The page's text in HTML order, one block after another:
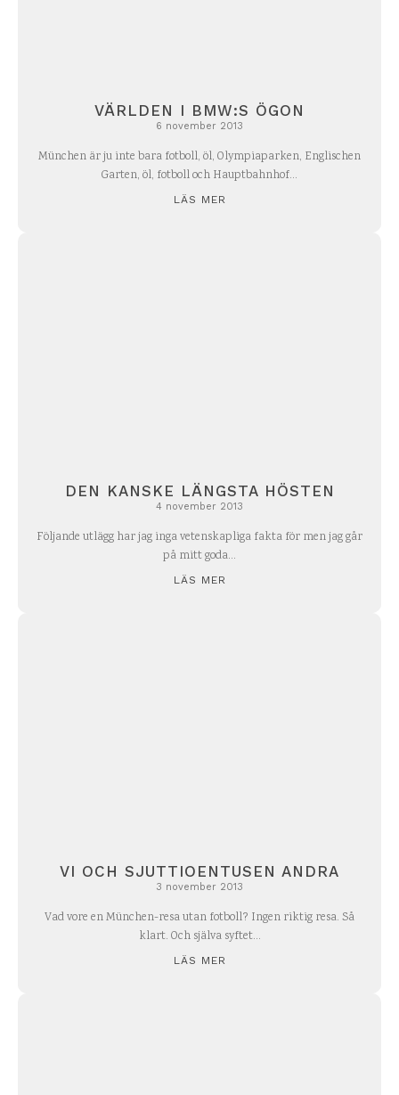
VÄRLDEN I BMW:S ÖGON
6 november 2013
München är ju inte bara fotboll, öl, Olympiaparken, Englischen
Garten, öl, fotboll och Hauptbahnhof...
LÄS MER
DEN KANSKE LÄNGSTA HÖSTEN
4 november 2013
Följande utlägg har jag inga vetenskapliga fakta för men jag går
på mitt goda...
LÄS MER
VI OCH SJUTTIOENTUSEN ANDRA
3 november 2013
Vad vore en München-resa utan fotboll? Ingen riktig resa. Så
klart. Och själva syftet...
LÄS MER